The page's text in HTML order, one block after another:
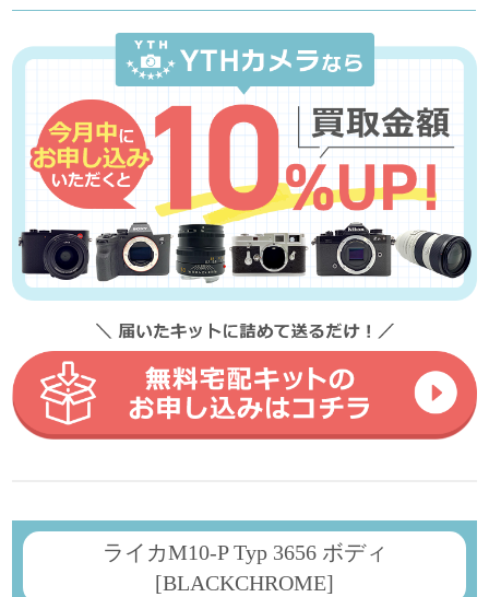
ライカM10-P Typ 3656 ボディ
[BLACKCHROME]